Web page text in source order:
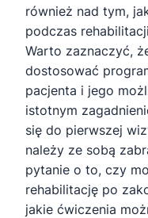
również nad tym,
podczas
Warto zaznaczyć,
dostosować
pacjenta i jego
istotnym
się do pierwszej
należy ze sobą
pytanie o to, czy
rehabilitację po
jakie ćwiczenia